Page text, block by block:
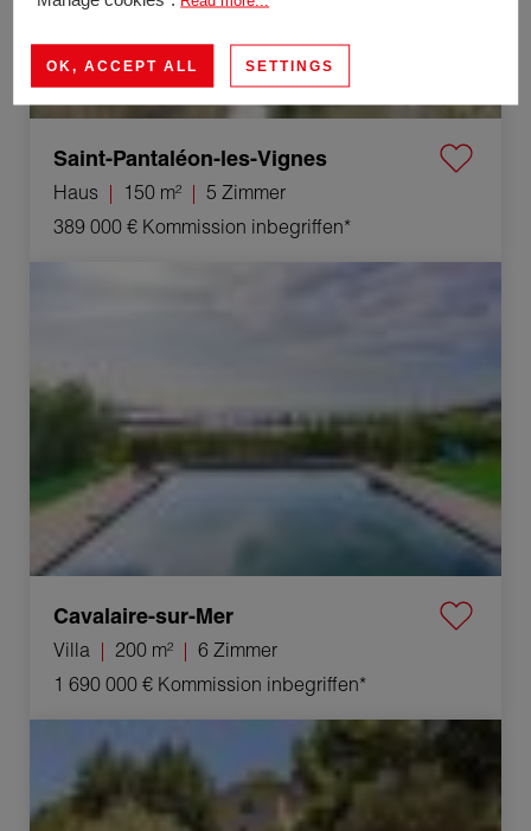
Saint-Pantaléon-les-Vignes
Haus 150 m²
5 Zimmer
389 000 € Kommission inbegriffen*
Cavalaire-sur-Mer
Villa 200 m²
6 Zimmer
1 690 000 € Kommission inbegriffen*
Verkauf Haus Nîmes 4 Zimmer 202 m²
OK, ACCEPT ALL SETTINGS